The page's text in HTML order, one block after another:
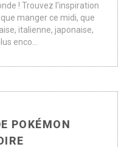
! Trouvez l'inspiration
manger ce midi, que
italienne, japonaise,
enco...
POKÉMON